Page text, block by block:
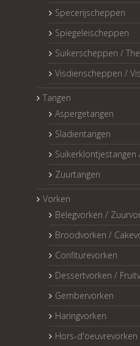
Specerijscheppen
Spiegeleischeppen
Suikerscheppen /
Visdienscheppen /
Tangen
Aspergetangen
Sladientangen
Suikerklontjestangen
Zuurtangen
Vorken
Belegvorken /
Broodvorken /
Confiturevorken
Dessertvorken /
Gembervorken
Haringvorken
Hors-d'oeuvrevorken